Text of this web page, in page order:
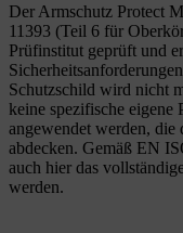
Der Armschutz Protect
11393 (Teil 6 für
Prüfinstitut geprüft und
Schutzschild wird nicht
keine spezifische
angewendet werden,
abdecken. Gemäß EN
auch hier das
werden.